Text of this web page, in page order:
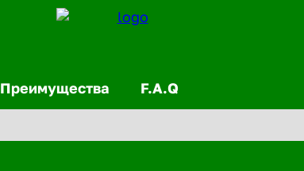
Преимущества F.A.Q